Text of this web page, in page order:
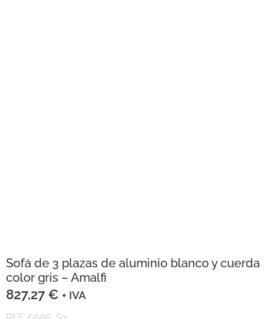
Sofá de 3 plazas de aluminio blanco y cuerda
color gris – Amalfi
827,27 € + IVA